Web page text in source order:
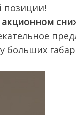
позиции!
акционном
больших